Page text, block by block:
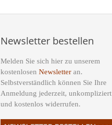
Newsletter bestellen
Melden Sie sich hier zu unserem
kostenlosen Newsletter an.
Selbstverständlich können Sie Ihre
Anmeldung jederzeit, unkompliziert
und kostenlos widerrufen.